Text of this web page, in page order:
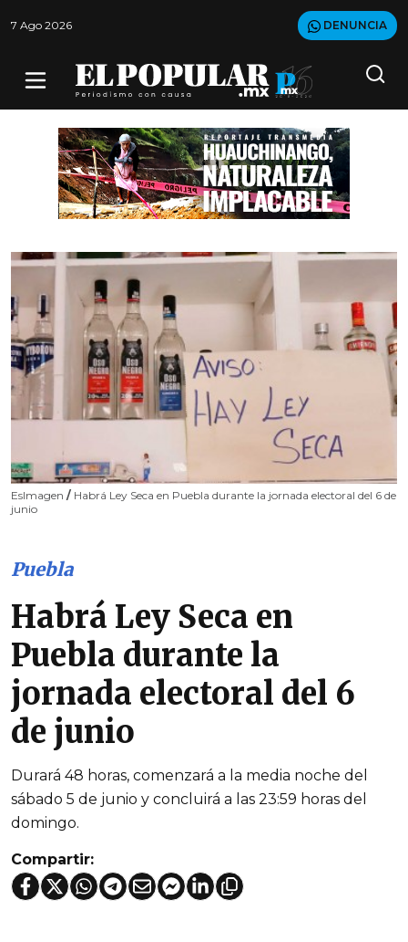
7 Ago 2026 DENUNCIA
EsImagen / Habrá Ley Seca en Puebla durante la jornada electoral del 6 de
junio
Puebla
Habrá Ley Seca en
Puebla durante la
jornada electoral del 6
de junio
Durará 48 horas, comenzará a la media noche del
sábado 5 de junio y concluirá a las 23:59 horas del
domingo.
Compartir: